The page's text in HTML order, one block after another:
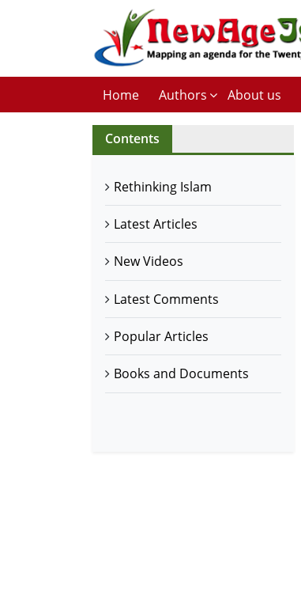
Home Authors About us
Contents
Rethinking Islam
Latest Articles
New Videos
Latest Comments
Popular Articles
Books and Documents